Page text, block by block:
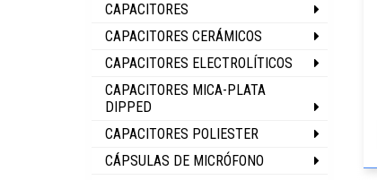
CAPACITORES
CAPACITORES CERÁMICOS
CAPACITORES ELECTROLÍTICOS
CAPACITORES MICA-PLATA
DIPPED
CAPACITORES POLIESTER
CÁPSULAS DE MICRÓFONO